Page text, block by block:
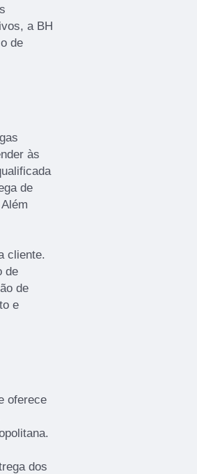
a BH
de
às
de
cliente.
de
de
e
oferece
dos